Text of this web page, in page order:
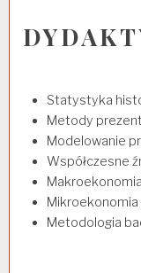
Statystyka
Metody
Modelowanie
Współczesne
Makroekonomia
Mikroekonomia
Metodologia